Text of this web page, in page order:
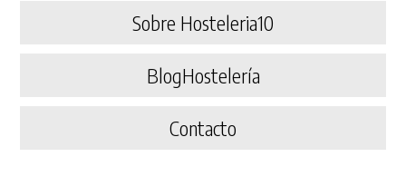
Sobre Hosteleria10
BlogHostelería
Contacto